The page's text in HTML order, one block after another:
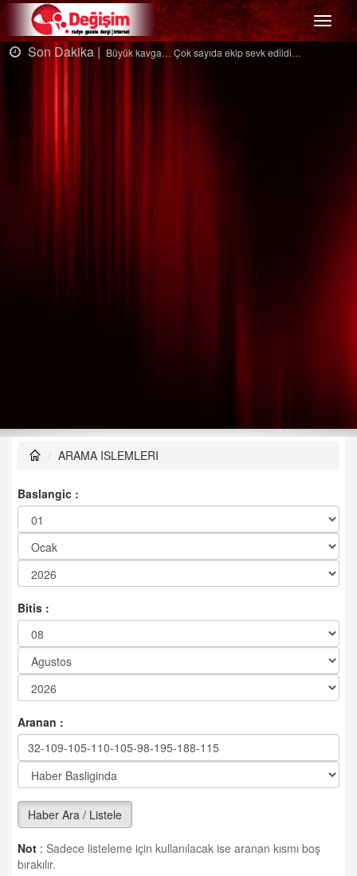
Menü
Son Dakika | Büyük kavga… Çok sayıda ekip sevk edildi…
ARAMA ISLEMLERI
Baslangic :
Bitis :
Aranan :
Haber Ara / Listele
Not : Sadece listeleme için kullanılacak ise aranan kısmı boş
bırakılır.